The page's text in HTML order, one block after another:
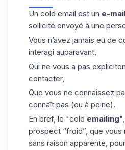
Un cold email est un e-
sollicité envoyé à une
Vous n’avez jamais eu de
interagi auparavant,
Qui ne vous a pas
contacter,
Que vous ne connaissez
connaît pas (ou à peine).
En bref, le "cold emailing
prospect “froid”, que
sans raison apparente,